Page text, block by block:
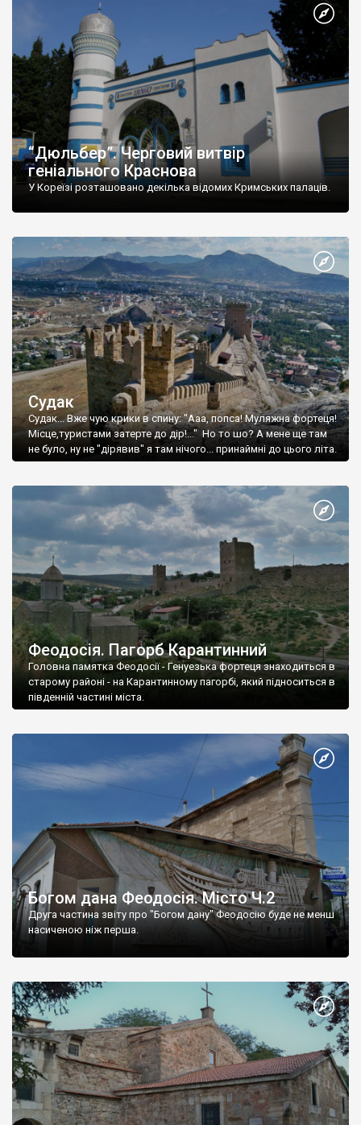
“Дюльбер”. Черговий витвір
геніального Краснова
У Кореїзі розташовано декілька відомих Кримських палаців.
Судак
Судак... Вже чую крики в спину: "Ааа, попса! Муляжна фортеця!
Місце,туристами затерте до дір!..." Но то шо? А мене ще там
не було, ну не "дірявив" я там нічого... принаймні до цього літа.
Феодосія. Пагорб Карантинний
Головна памятка Феодосії - Генуезька фортеця знаходиться в
старому районі - на Карантинному пагорбі, який підноситься в
південній частині міста.
Богом дана Феодосія. Місто Ч.2
Друга частина звіту про "Богом дану" Феодосію буде не менш
насиченою ніж перша.